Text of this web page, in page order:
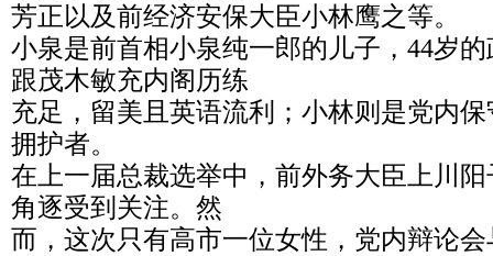
芳正以及前经济安保大臣小林鹰之等。
小泉是前首相小泉纯一郎的儿子，44岁
跟茂木敏充内阁历练
充足，留美且英语流利；小林则是党内
拥护者。
在上一届总裁选举中，前外务大臣上川
角逐受到关注。然
而，这次只有高市一位女性，党内辩论